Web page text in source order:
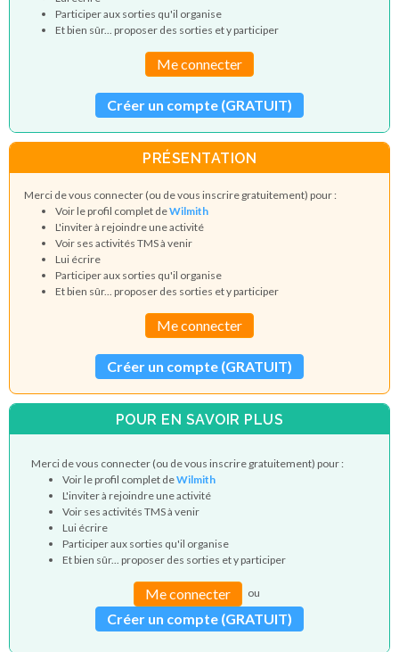
Participer aux sorties qu'il organise
Et bien sûr... proposer des sorties et y participer
Me connecter
Créer un compte (GRATUIT)
PRÉSENTATION
Merci de vous connecter (ou de vous inscrire gratuitement) pour :
Voir le profil complet deWilmith
L'inviter à rejoindre une activité
Voir ses activités TMS à venir
Lui écrire
Participer aux sorties qu'il organise
Et bien sûr... proposer des sorties et y participer
Me connecter
Créer un compte (GRATUIT)
POUR EN SAVOIR PLUS
Merci de vous connecter (ou de vous inscrire gratuitement) pour :
Voir le profil complet deWilmith
L'inviter à rejoindre une activité
Voir ses activités TMS à venir
Lui écrire
Participer aux sorties qu'il organise
Et bien sûr... proposer des sorties et y participer
Me connecter ou
Créer un compte (GRATUIT)